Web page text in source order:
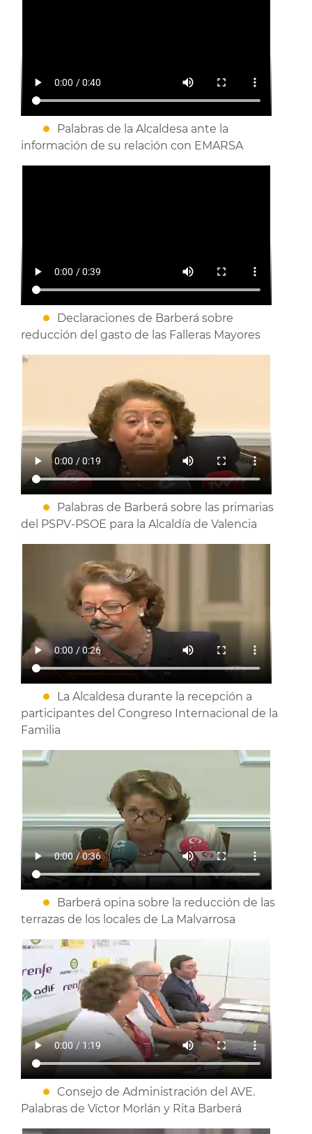
Palabras de la Alcaldesa ante la
información de su relación con EMARSA
Declaraciones de Barberá sobre
reducción del gasto de las Falleras Mayores
Palabras de Barberá sobre las primarias
del PSPV-PSOE para la Alcaldía de Valencia
La Alcaldesa durante la recepción a
participantes del Congreso Internacional de la
Familia
Barberá opina sobre la reducción de las
terrazas de los locales de La Malvarrosa
Consejo de Administración del AVE.
Palabras de Víctor Morlán y Rita Barberá